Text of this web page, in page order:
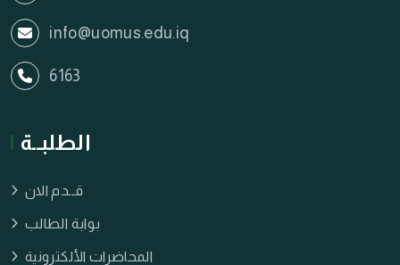
info@uomus.edu.iq
6163
الطلبــة
قــدم الان
بوابة الطالب
المحاضرات الألكترونية